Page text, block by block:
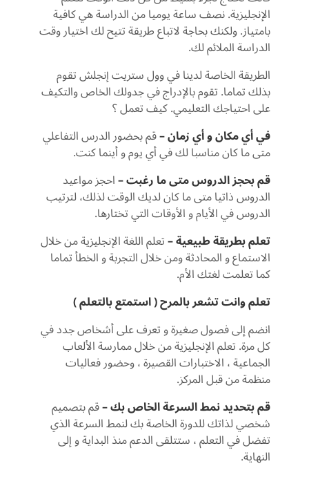
الإنجليزية. نصف ساعة يوميا من الدراسة هي كافية
بامتياز. ولكنك بحاجة لاتباع طريقة تتيح لك اختيار وقت
الدراسة الملائم لك.
الطريقة الخاصة لدينا في وول ستريت إنجلش تقوم
بذلك تماما. تقوم بالإدراج في جدولك الخاص والتكيف
على احتياجك التعليمي. كيف تعمل ؟
في أي مكان و أي زمان –قم بحضور الدرس التفاعلي
متى ما كان مناسبا لك في أي يوم و أينما كنت.
قم بحجز الدروس متى ما رغبت –احجز مواعيد
الدروس ذاتيا متى ما كان لديك الوقت لذلك، لترتيب
الدروس في الأيام و الأوقات التي تختارها.
تعلم بطريقة طبيعية –تعلم اللغة الإنجليزية من خلال
الاستماع و المحادثة ومن خلال التجربة و الخطأ تماما
كما تعلمت لغتك الأم.
تعلم وانت تشعر بالمرح ( استمتع بالتعلم )
انضم إلى فصول صغيرة و تعرف على أشخاص جدد في
كل مرة. تعلم الإنجليزية من خلال ممارسة الألعاب
الجماعية ، الاختبارات القصيرة ، وحضور فعاليات
منظمة من قبل المركز.
قم بتحديد نمط السرعة الخاص بك –قم بتصميم
شخصي لذاتك للدورة الخاصة بك لنمط السرعة الذي
تفضل في التعلم ، ستتلقى الدعم منذ البداية و إلى
النهاية.